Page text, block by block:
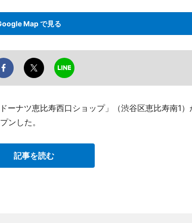
Map で見る
ーナツ恵比寿西口ショップ」（渋谷区恵比寿南1）
ンした。
記事を読む